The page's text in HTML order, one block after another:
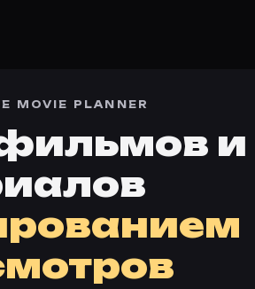
MOVIE PLANNER
и